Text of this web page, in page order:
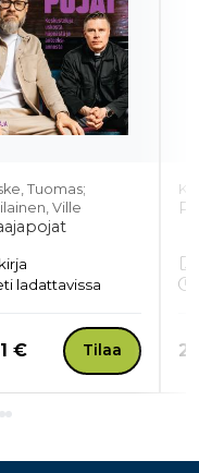
Tuomas;
Ville
ladattavissa
nyt
€ Tilaa